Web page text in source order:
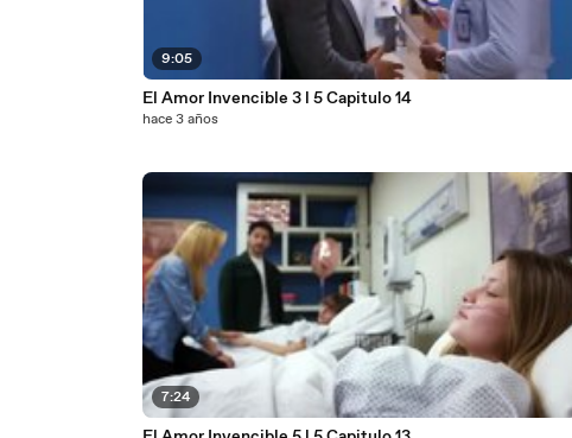
9:05
El Amor Invencible 3 l 5 Capitulo 14
hace 3 años
7:24